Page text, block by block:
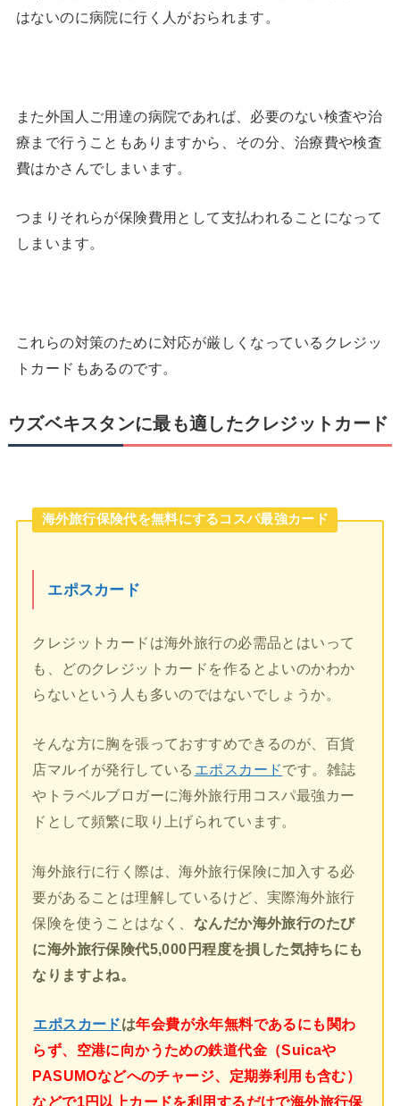
はないのに病院に行く人がおられます。
また外国人ご用達の病院であれば、必要のない検査や治
療まで行うこともありますから、その分、治療費や検査
費はかさんでしまいます。
つまりそれらが保険費用として支払われることになって
しまいます。
これらの対策のために対応が厳しくなっているクレジッ
トカードもあるのです。
ウズベキスタンに最も適したクレジットカード
海外旅行保険代を無料にするコスパ最強カード
エポスカード
クレジットカードは海外旅行の必需品とはいって
も、どのクレジットカードを作るとよいのかわか
らないという人も多いのではないでしょうか。
そんな方に胸を張っておすすめできるのが、百貨
店マルイが発行している エポスカードです。雑誌
やトラベルブロガーに海外旅行用コスパ最強カー
ドとして頻繁に取り上げられています。
海外旅行に行く際は、海外旅行保険に加入する必
要があることは理解しているけど、実際海外旅行
保険を使うことはなく、 なんだか海外旅行のたび
に海外旅行保険代5,000円程度を損した気持ちにも
なりますよね。
エポスカードは年会費が永年無料であるにも関わ
らず、空港に向かうための鉄道代金（Suicaや
PASUMOなどへのチャージ、定期券利用も含む）
などで1円以上カードを利用するだけで海外旅行保